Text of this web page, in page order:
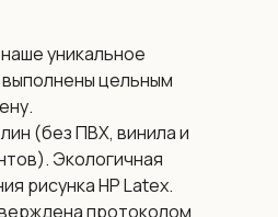
уникальное
цельным
(без ПВХ, винила и
Экологичная
рисунка HP Latex.
протоколом